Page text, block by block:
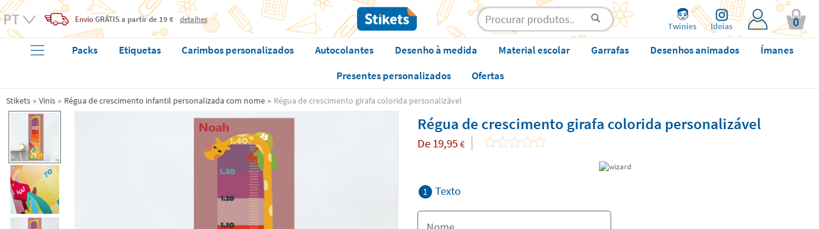
EnvioGRÁTISa partir de 19 € detalhes
Twinies Ideias 0
Packs Etiquetas Carimbos personalizados Autocolantes Desenho à medida Material escolar Garrafas Desenhos animados
Ímanes
Presentes personalizados
Ofertas
Stikets Vinis Régua de crescimento infantil personalizada com nome Régua de crescimento girafa colorida personalizável
Régua de crescimento girafa colorida personalizável
De 19,95 €
1 Texto